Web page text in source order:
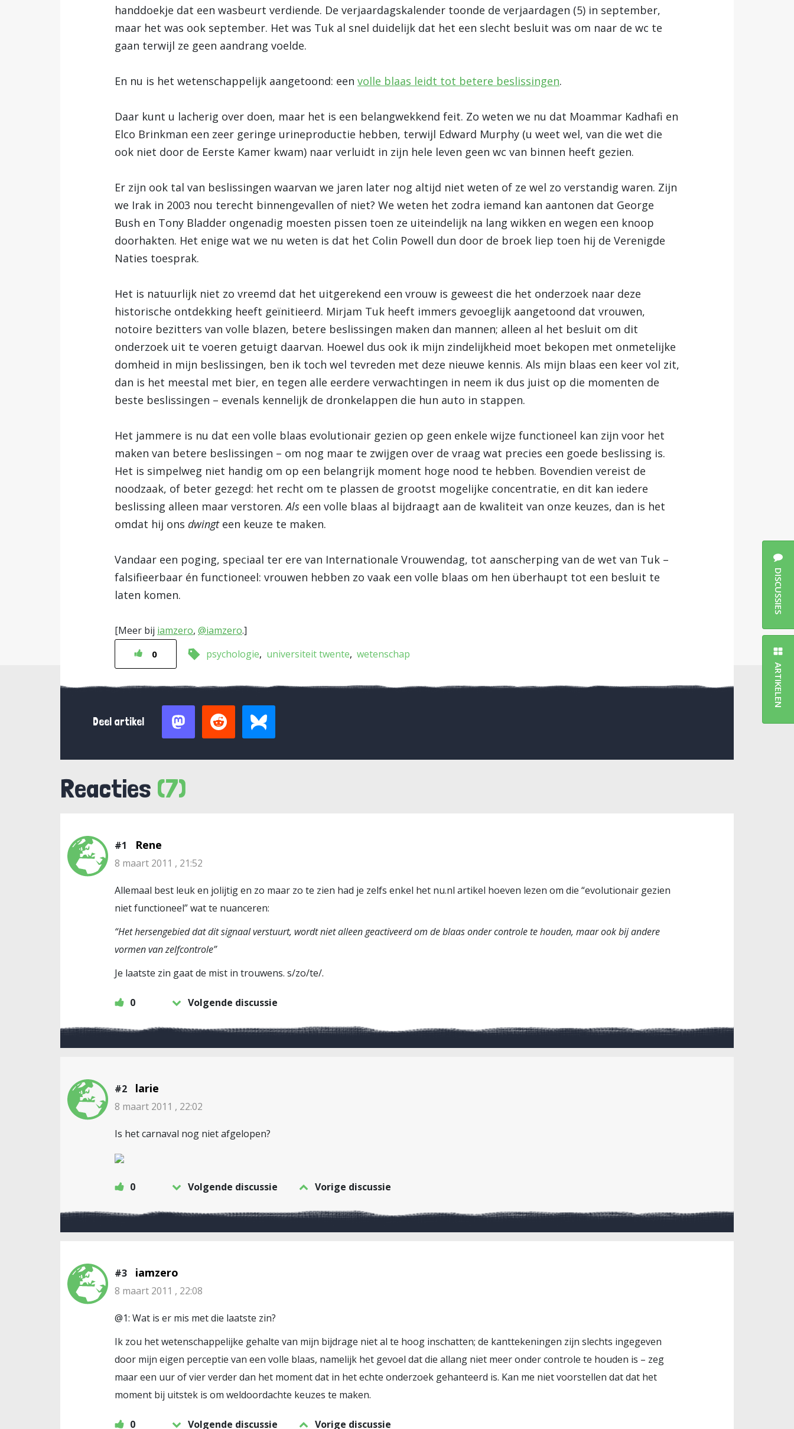
handdoekje dat een wasbeurt verdiende. De verjaardagskalender toonde de verjaardagen (5) in september,
maar het was ook september. Het was Tuk al snel duidelijk dat het een slecht besluit was om naar de wc te
gaan terwijl ze geen aandrang voelde.
En nu is het wetenschappelijk aangetoond: een volle blaas leidt tot betere beslissingen.
Daar kunt u lacherig over doen, maar het is een belangwekkend feit. Zo weten we nu dat Moammar Kadhafi en
Elco Brinkman een zeer geringe urineproductie hebben, terwijl Edward Murphy (u weet wel, van die wet die
ook niet door de Eerste Kamer kwam) naar verluidt in zijn hele leven geen wc van binnen heeft gezien.
Er zijn ook tal van beslissingen waarvan we jaren later nog altijd niet weten of ze wel zo verstandig waren. Zijn
we Irak in 2003 nou terecht binnengevallen of niet? We weten het zodra iemand kan aantonen dat George
Bush en Tony Bladder ongenadig moesten pissen toen ze uiteindelijk na lang wikken en wegen een knoop
doorhakten. Het enige wat we nu weten is dat het Colin Powell dun door de broek liep toen hij de Verenigde
Naties toesprak.
Het is natuurlijk niet zo vreemd dat het uitgerekend een vrouw is geweest die het onderzoek naar deze
historische ontdekking heeft geïnitieerd. Mirjam Tuk heeft immers gevoeglijk aangetoond dat vrouwen,
notoire bezitters van volle blazen, betere beslissingen maken dan mannen; alleen al het besluit om dit
onderzoek uit te voeren getuigt daarvan. Hoewel dus ook ik mijn zindelijkheid moet bekopen met onmetelijke
domheid in mijn beslissingen, ben ik toch wel tevreden met deze nieuwe kennis. Als mijn blaas een keer vol zit,
dan is het meestal met bier, en tegen alle eerdere verwachtingen in neem ik dus juist op die momenten de
beste beslissingen – evenals kennelijk de dronkelappen die hun auto in stappen.
Het jammere is nu dat een volle blaas evolutionair gezien op geen enkele wijze functioneel kan zijn voor het
maken van betere beslissingen – om nog maar te zwijgen over de vraag wat precies een goede beslissing is.
Het is simpelweg niet handig om op een belangrijk moment hoge nood te hebben. Bovendien vereist de
noodzaak, of beter gezegd: het recht om te plassen de grootst mogelijke concentratie, en dit kan iedere
beslissing alleen maar verstoren.Als een volle blaas al bijdraagt aan de kwaliteit van onze keuzes, dan is het
omdat hij ons dwingt een keuze te maken.
Vandaar een poging, speciaal ter ere van Internationale Vrouwendag, tot aanscherping van de wet van Tuk –
falsifieerbaar én functioneel: vrouwen hebben zo vaak een volle blaas om hen überhaupt tot een besluit te
laten komen.
[Meer bij iamzero, @iamzero.]
0 psychologie universiteit twente wetenschap
Deel artikel
Reacties (7)
#1 Rene
8 maart 2011 , 21:52
Allemaal best leuk en jolijtig en zo maar zo te zien had je zelfs enkel het nu.nl artikel hoeven lezen om die “evolutionair gezien
niet functioneel” wat te nuanceren:
“Het hersengebied dat dit signaal verstuurt, wordt niet alleen geactiveerd om de blaas onder controle te houden, maar ook bij andere
vormen van zelfcontrole”
Je laatste zin gaat de mist in trouwens. s/zo/te/.
0 Volgende discussie
#2 larie
8 maart 2011 , 22:02
Is het carnaval nog niet afgelopen?
0 Volgende discussie Vorige discussie
#3 iamzero
8 maart 2011 , 22:08
@1: Wat is er mis met die laatste zin?
Ik zou het wetenschappelijke gehalte van mijn bijdrage niet al te hoog inschatten; de kanttekeningen zijn slechts ingegeven
door mijn eigen perceptie van een volle blaas, namelijk het gevoel dat die allang niet meer onder controle te houden is – zeg
maar een uur of vier verder dan het moment dat in het echte onderzoek gehanteerd is. Kan me niet voorstellen dat dat het
moment bij uitstek is om weldoordachte keuzes te maken.
0 Volgende discussie Vorige discussie
DISCUSSIES
ARTIKELEN